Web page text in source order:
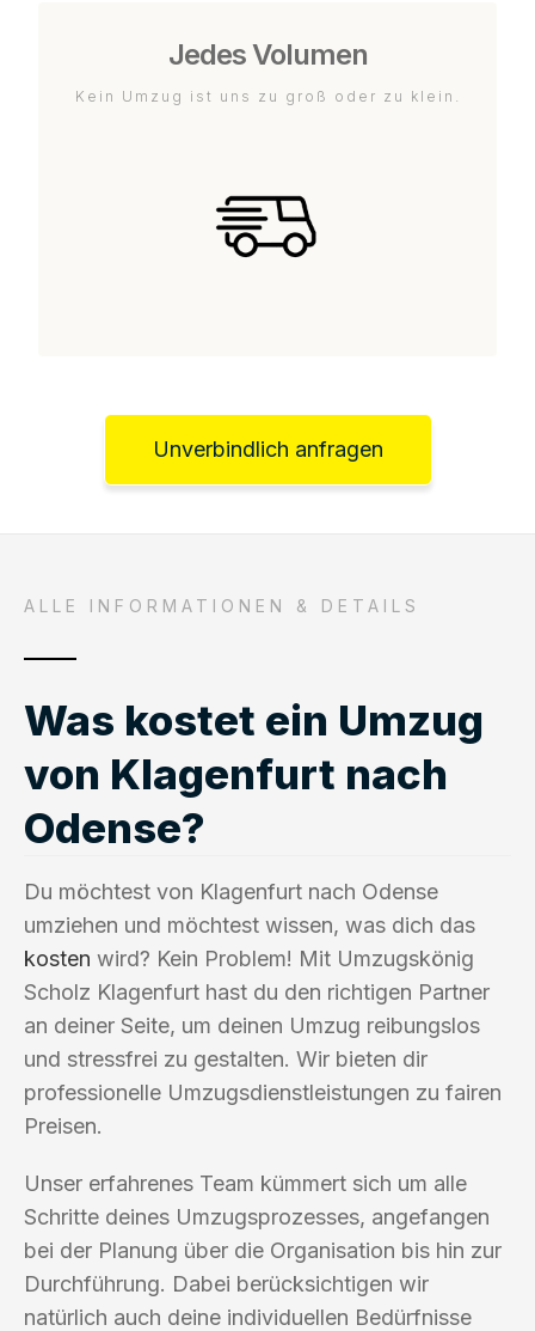
Jedes Volumen
Kein Umzug ist uns zu groß oder zu klein.
Unverbindlich anfragen
ALLE INFORMATIONEN & DETAILS
Was kostet ein Umzug
von Klagenfurt nach
Odense?
Du möchtest von Klagenfurt nach Odense
umziehen und möchtest wissen, was dich das
kosten wird? Kein Problem! Mit Umzugskönig
Scholz Klagenfurt hast du den richtigen Partner
an deiner Seite, um deinen Umzug reibungslos
und stressfrei zu gestalten. Wir bieten dir
professionelle Umzugsdienstleistungen zu fairen
Preisen.
Unser erfahrenes Team kümmert sich um alle
Schritte deines Umzugsprozesses, angefangen
bei der Planung über die Organisation bis hin zur
Durchführung. Dabei berücksichtigen wir
natürlich auch deine individuellen Bedürfnisse